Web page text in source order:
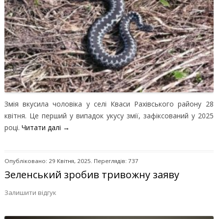
Змія вкусила чоловіка у селі Кваси Рахівського району 28
квітня. Це перший у випадок укусу змії, зафіксований у 2025
році. Читати далі →
Опубліковано: 29 Квітня, 2025. Переглядів: 737
Зеленський зробив тривожну заяву
Залишити відгук